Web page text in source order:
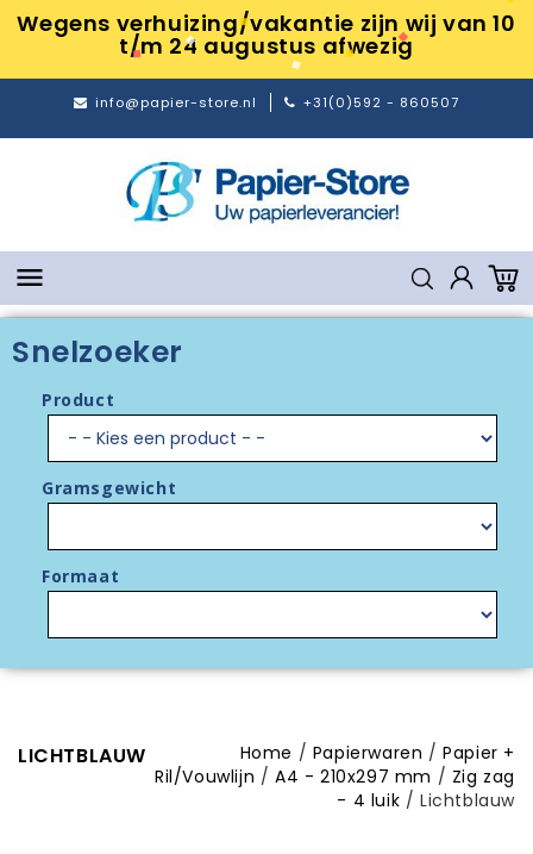
Wegens verhuizing/vakantie zijn wij van 10
t/m 24 augustus afwezig
info@papier-store.nl +31(0)592 - 860507

Snelzoeker
Product
Gramsgewicht
Formaat
LICHTBLAUW Home Papierwaren
Papier +
Ril/Vouwlijn
A4 - 210x297 mm
Zig zag
- 4 luik
Lichtblauw